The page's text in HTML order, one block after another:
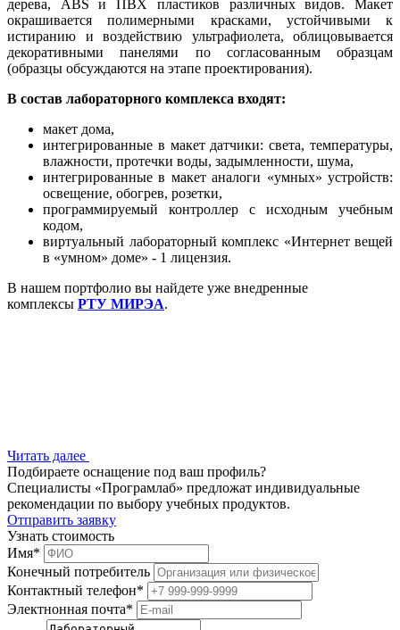
дерева, ABS и ПВХ пластиков различных видов. Макет
окрашивается полимерными красками, устойчивыми к
истиранию и воздействию ультрафиолета, облицовывается
декоративными панелями по согласованным образцам
(образцы обсуждаются на этапе проектирования).
В состав лабораторного комплекса входят:
макет дома,
интегрированные в макет датчики: света, температуры,
влажности, протечки воды, задымленности, шума,
интегрированные в макет аналоги «умных» устройств:
освещение, обогрев, розетки,
программируемый контроллер с исходным учебным
кодом,
виртуальный лабораторный комплекс «Интернет вещей
в «умном» доме» - 1 лицензия.
В нашем портфолио вы найдете уже внедренные
комплексы РТУ МИРЭА.
Читать далее
Подбираете оснащение под ваш профиль?
Специалисты «Програмлаб» предложат индивидуальные
рекомендации по выбору учебных продуктов.
Отправить заявку
Узнать стоимость
Имя*
Конечный потребитель
Контактный телефон*
Электнонная почта*